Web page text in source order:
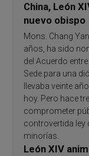
China, León
nuevo obispo
Mons. Chang
años, ha sido
del Acuerdo
Sede para una
llevaba veinte
hoy. Pero hace
comprometer
controvertida ley
minorías.
León XIV